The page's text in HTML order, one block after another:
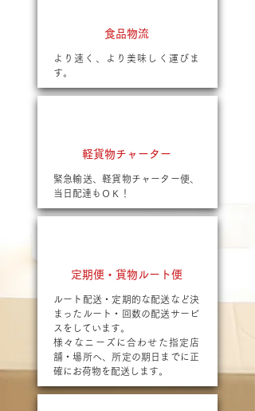
食品物流
より速く、より美味しく運びま
す。
軽貨物チャーター
緊急輸送、軽貨物チャーター便、
当日配達もＯＫ！
定期便・貨物ルート便
ルート配送・定期的な配送など決
まったルート・回数の配送サービ
スをしています。
様々なニーズに合わせた指定店
舗・場所へ、所定の期日までに正
確にお荷物を配送します。